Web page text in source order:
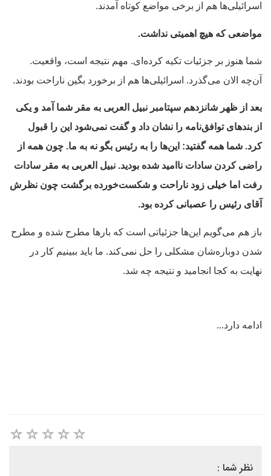
اسرائیلی‌ها هم از برخی مواضع کوتاه آمدند.
مواضعی که هیچ اهمیتی نداشت.
شما هنوز بر جزئیات تکیه کرده‌ای. مهم نتیجه است، واقعیت.
آن‌چه الان می‌گذرد. اسرائیلی‌ها هم از برخورد بگین ناراحت بودند.
بعد از ظهر شانزدهم سپتامبر نبیل العربی به مقر شما آمد و یکی
از بندهای توافق‌نامه را نشان داد و گفت نمی‌شود این را قبول
کرد. شما همه گفتید: این‌ها را به رئیس بگو نه به ما. چون همه از
راضی کردن سادات ناامید شده بودید. نبیل العربی به مقر سادات
رفت اما خیلی زود ناراحت و شکست‌خورده برگشت چون نظرش
آقای رئیس را عصبانی کرده بود.
باز هم می‌گویم این‌ها جزئیاتی است که بارها مطرح شده و مطرح
شدن دوباره‌شان مشکلی را حل نمی‌کند. ما باید ببینیم کار در
نهایت به کجا انجامید و نتیجه چه شد.
ادامه دارد...
نظر شما :